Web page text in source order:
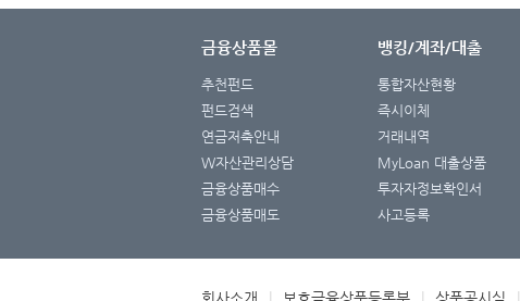
금융상품몰
추천펀드
펀드검색
연금저축안내
W자산관리상담
금융상품매수
금융상품매도
뱅킹/계좌/대출
통합자산현황
즉시이체
거래내역
MyLoan 대출상품
투자자정보확인서
사고등록